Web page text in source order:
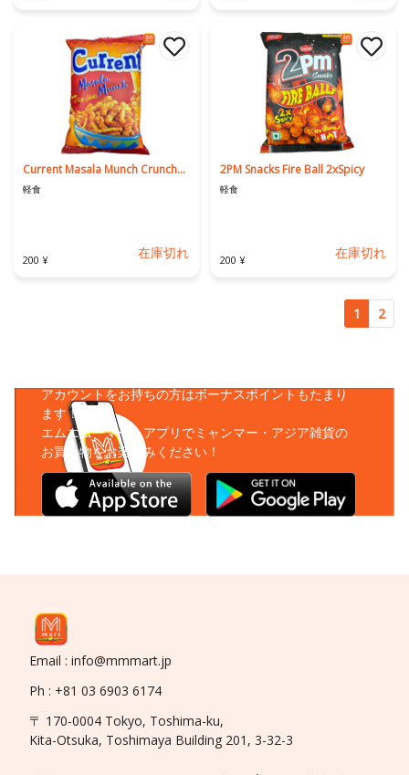
Current Masala Munch Crunchy Sticks
軽食
200 ¥ 在庫切れ
2PM Snacks Fire Ball 2xSpicy
軽食
200 ¥ 在庫切れ
1 2
アカウントをお持ちの方はボーナスポイントもたまり
ます！
エムエムーマートアプリでミャンマー・アジア雑貨の
お買い物をお楽しみください！
Email : info@mmmart.jp
Ph : +81 03 6903 6174
〒 170-0004 Tokyo, Toshima-ku,
Kita-Otsuka, Toshimaya Building 201, 3-32-3